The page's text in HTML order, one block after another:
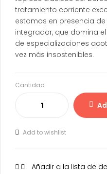
tratamiento corriente
estamos en presencia
integrador, que domina
de especializaciones
vez más insostenibles.
Cantidad
Add to wishlist
Añadir a la lista de